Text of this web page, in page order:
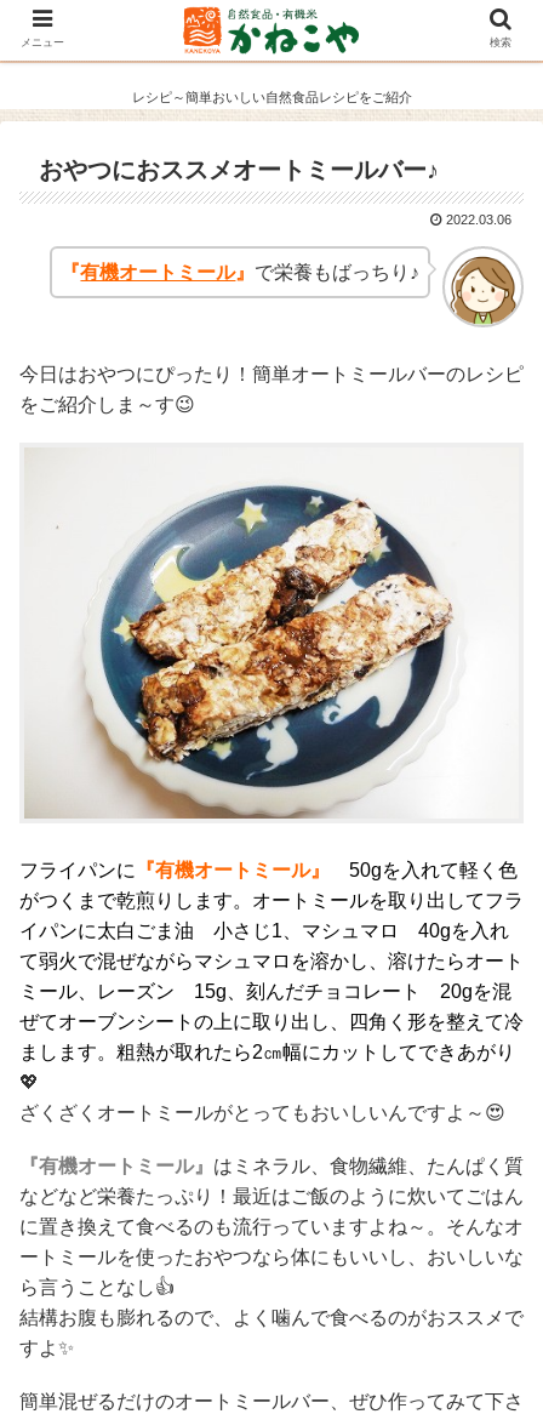
レシピ～簡単おいしい自然食品レシピをご紹介
おやつにおススメオートミールバー♪
2022.03.06
『有機オートミール』 で栄養もばっちり♪
今日はおやつにぴったり！簡単オートミールバーのレシピ
をご紹介しま～す😉
フライパンに 『有機オートミール』
50gを入れて軽く色
がつくまで乾煎りします。オートミールを取り出してフラ
イパンに太白ごま油 小さじ1、マシュマロ 40gを入れ
て弱火で混ぜながらマシュマロを溶かし、溶けたらオート
ミール、レーズン 15g、刻んだチョコレート 20gを混
ぜてオーブンシートの上に取り出し、四角く形を整えて冷
まします。粗熱が取れたら2㎝幅にカットしてできあがり
💖
ざくざくオートミールがとってもおいしいんですよ～😍
『有機オートミール』 はミネラル、食物繊維、たんぱく質
などなど栄養たっぷり！最近はご飯のように炊いてごはん
に置き換えて食べるのも流行っていますよね～。そんなオ
ートミールを使ったおやつなら体にもいいし、おいしいな
ら言うことなし👍
結構お腹も膨れるので、よく噛んで食べるのがおススメで
すよ✨
簡単混ぜるだけのオートミールバー、ぜひ作ってみて下さ
メニュー 検索